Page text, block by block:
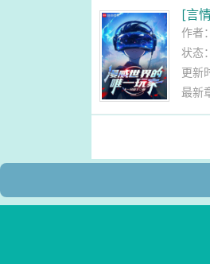
[言
作者
状态
更新
最新